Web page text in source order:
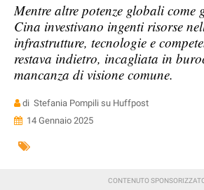
Mentre altre potenze globali come
Cina investivano ingenti risorse
infrastrutture, tecnologie e
restava indietro, incagliata in
mancanza di visione comune.
di Stefania Pompili su Huffpost
14 Gennaio 2025